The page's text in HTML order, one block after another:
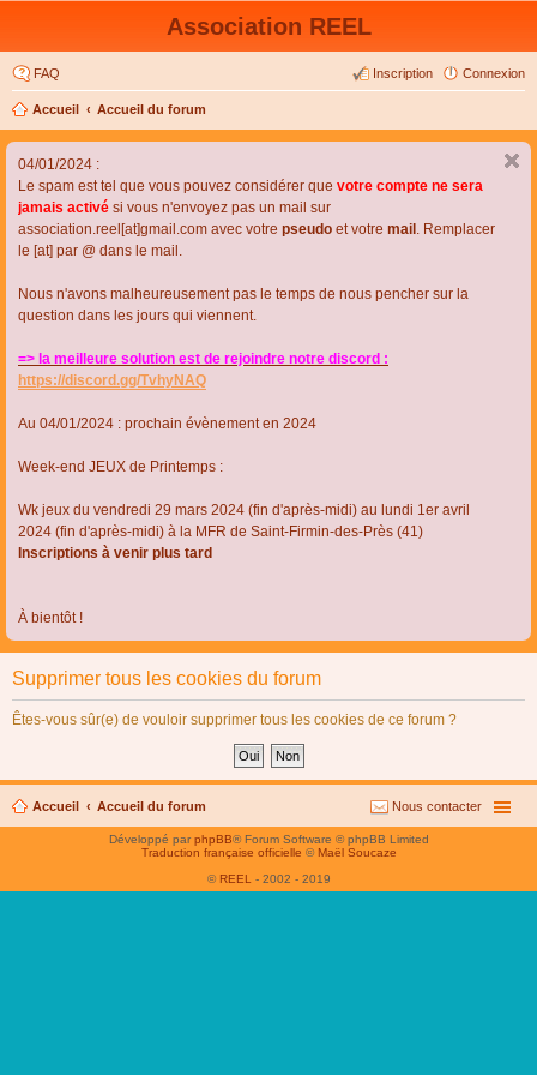
Association REEL
FAQ Connexion
Inscription
Accueil Accueil du forum
04/01/2024 :
Le spam est tel que vous pouvez considérer que votre compte ne sera
jamais activé si vous n'envoyez pas un mail sur
association.reel[at]gmail.com avec votre pseudo et votre mail . Remplacer
le [at] par @ dans le mail.
Nous n'avons malheureusement pas le temps de nous pencher sur la
question dans les jours qui viennent.
=> la meilleure solution est de rejoindre notre discord :
https://discord.gg/TvhyNAQ
Au 04/01/2024 : prochain évènement en 2024
Week-end JEUX de Printemps :
Wk jeux du vendredi 29 mars 2024 (fin d'après-midi) au lundi 1er avril
2024 (fin d'après-midi) à la MFR de Saint-Firmin-des-Près (41)
Inscriptions à venir plus tard
À bientôt !
Supprimer tous les cookies du forum
Êtes-vous sûr(e) de vouloir supprimer tous les cookies de ce forum ?
Accueil Accueil du forum Nous contacter
Développé parphpBB® Forum Software © phpBB Limited
Traduction française officielle © Maël Soucaze
© REEL - 2002 - 2019